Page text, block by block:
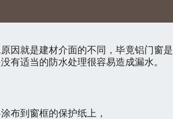
因就是建材介面的不同，毕竟铝门窗是
有适当的防水处理很容易造成漏水。
布到窗框的保护纸上，